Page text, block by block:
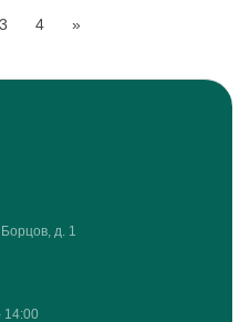
3 4 »
Next page
д. 1
14:00